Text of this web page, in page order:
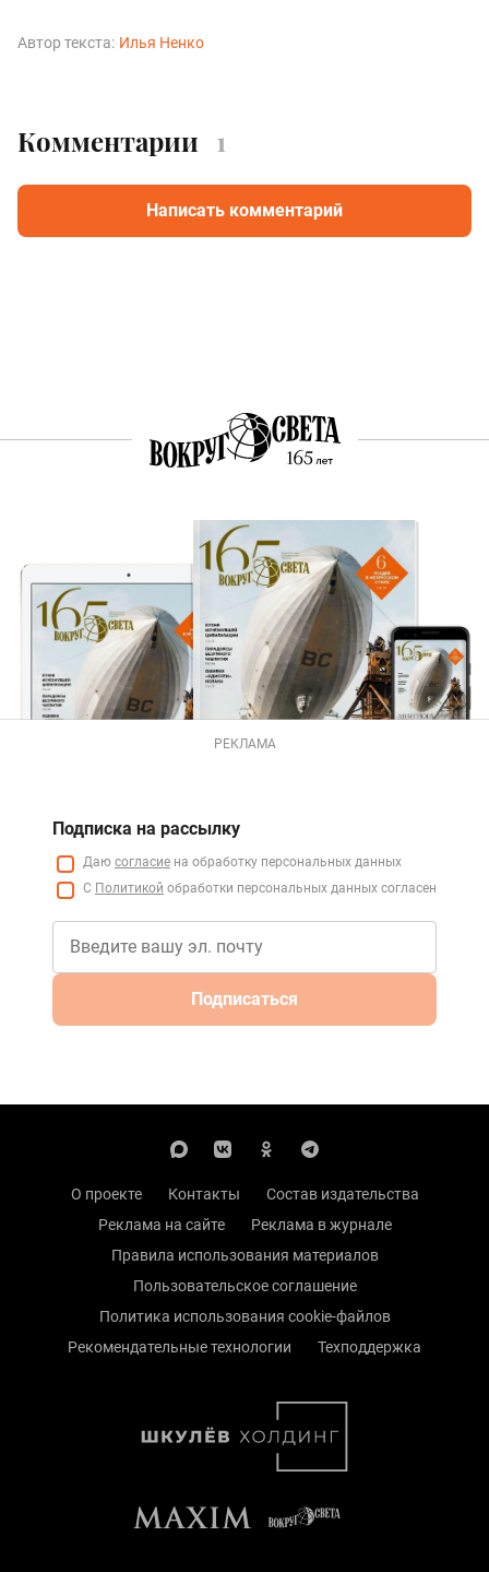
Автор текста: Илья Ненко
Комментарии 1
Написать комментарий
РЕКЛАМА
Подписка на рассылку
Даю согласие на обработку персональных данных
С Политикой обработки персональных данных согласен
Подписаться
О проекте Контакты
Состав издательства
Реклама на сайте
Реклама в журнале
Правила использования материалов
Пользовательское соглашение
Политика использования cookie-файлов
Рекомендательные технологии
Техподдержка